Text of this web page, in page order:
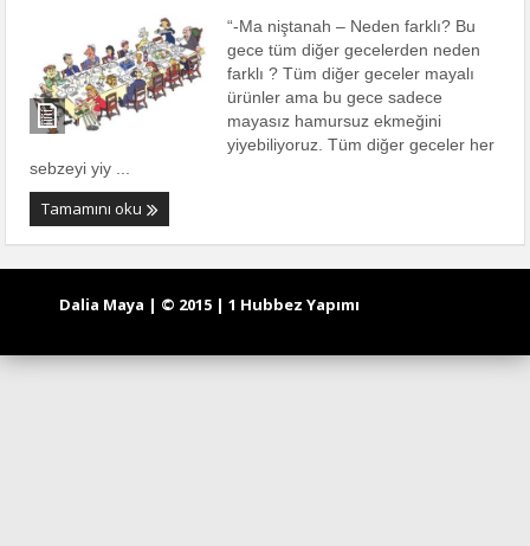
“-Ma niştanah – Neden farklı? Bu
gece tüm diğer gecelerden neden
farklı ? Tüm diğer geceler mayalı
ürünler ama bu gece sadece
mayasız hamursuz ekmeğini
yiyebiliyoruz. Tüm diğer geceler her
sebzeyi yiy ...
Tamamını oku
Dalia Maya | © 2015 | 1 Hubbez Yapımı